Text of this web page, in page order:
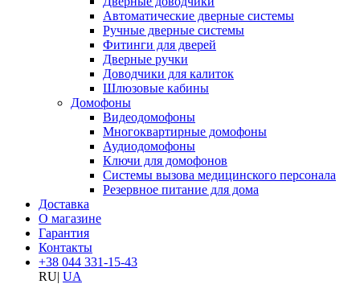
Автоматические дверные системы
Ручные дверные системы
Фитинги для дверей
Дверные ручки
Доводчики для калиток
Шлюзовые кабины
Домофоны
Видеодомофоны
Многоквартирные домофоны
Аудиодомофоны
Ключи для домофонов
Системы вызова медицинского персонала
Резервное питание для дома
Доставка
О магазине
Гарантия
Контакты
+38 044 331-15-43
RU| UA